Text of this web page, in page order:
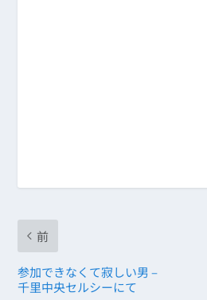
前
参加できなくて寂しい男 –
千里中央セルシーにて